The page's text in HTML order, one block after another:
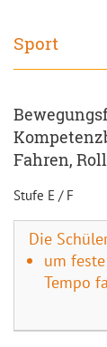
Sport
Fahren,
Stufe E / F
Die
um
Tempo